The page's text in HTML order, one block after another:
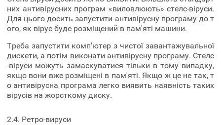
них антивірусних програм «виловлюють» стелс-віруси.
Для цього досить запустити антивірусну програму до т
ого, як вірус буде розміщений в пам'яті машини.
Треба запустити комп'ютер з чистої завантажувальної
дискети, а потім виконати антивірусну програму. Стелс
-віруси можуть замаскуватися тільки в тому випадку,
якщо вони вже розміщені в пам'яті. Якщо ж це не так, т
о антивірусна програма легко виявить наявність таких
вірусів на жорсткому диску.
2.4. Ретро-вируси